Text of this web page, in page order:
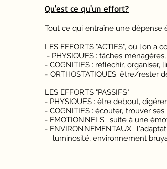
Qu'est ce qu'un effort?
Tout ce qui entraîne une dépense
LES EFFORTS "ACTIFS", où l'on
- PHYSIQUES : tâches
- COGNITIFS : réfléchir, organiser,
= ORTHOSTATIQUES: être/rester
LES EFFORTS "PASSIFS"
- PHYSIQUES : être debout,
- COGNITIFS : écouter, trouver ses
- EMOTIONNELS : suite à une
- ENVIRONNEMENTAUX :
luminosité, environnement